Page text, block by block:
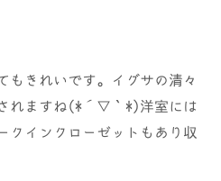
もきれいです。イグサの清々
されますね(*´▽｀*)洋室には
クインクローゼットもあり収